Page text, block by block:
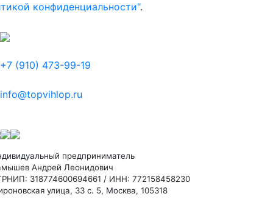
конфиденциальности".
+7 (910) 473-99-19
info@topvihlop.ru
предприниматель
Андрей Леонидович
318774600694661 / ИНН: 772158458230
улица, 33 с. 5, Москва, 105318